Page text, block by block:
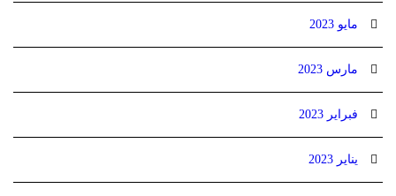
مايو 2023
مارس 2023
فبراير 2023
يناير 2023